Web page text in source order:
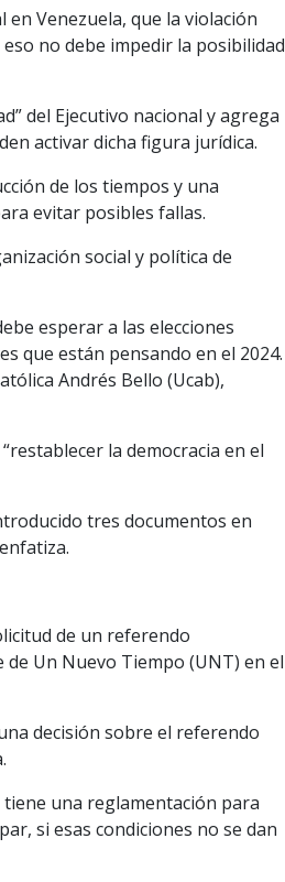
Venezuela, que la violación
no debe impedir la posibilidad
del Ejecutivo nacional y agrega
activar dicha figura jurídica.
de los tiempos y una
evitar posibles fallas.
social y política de
esperar a las elecciones
que están pensando en el 2024.
Andrés Bello (Ucab),
la democracia en el
tres documentos en
de un referendo
Un Nuevo Tiempo (UNT) en el
decisión sobre el referendo
una reglamentación para
si esas condiciones no se dan